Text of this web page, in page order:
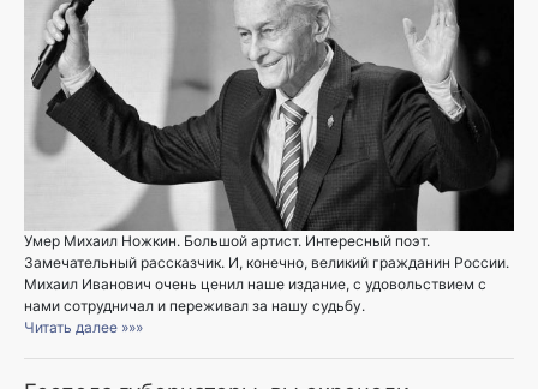
Умер Михаил Ножкин. Большой артист. Интересный поэт.
Замечательный рассказчик. И, конечно, великий гражданин России.
Михаил Иванович очень ценил наше издание, с удовольствием с
нами сотрудничал и переживал за нашу судьбу.
Читать далее »»»